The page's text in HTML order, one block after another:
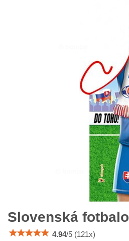
Slovenská
4.94/5 (121 x)